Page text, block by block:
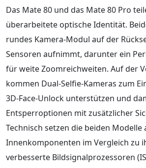
Das Mate 80 und das Mate 80 Pro
überarbeitete optische Identität.
rundes Kamera‑Modul auf der
Sensoren aufnimmt, darunter ein
für weite Zoomreichweiten. Auf der
kommen Dual‑Selfie‑Kameras zum
3D‑Face‑Unlock unterstützen und
Entsperroptionen mit zusätzlicher
Technisch setzen die beiden
Innenkomponenten im Vergleich zu
verbesserte Bildsignalprozessoren